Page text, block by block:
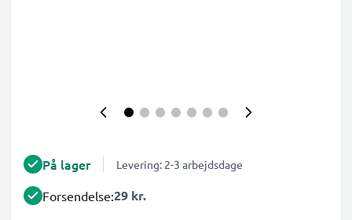
På lager Levering: 2-3 arbejdsdage
Forsendelse:29 kr.